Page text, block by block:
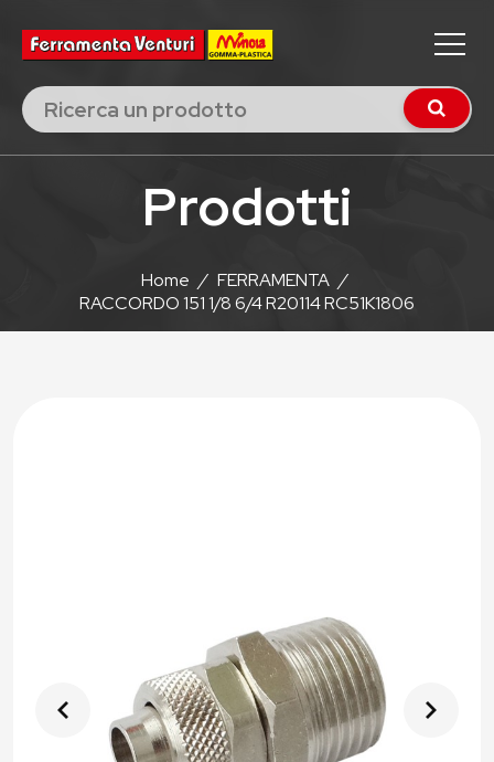
Prodotti
Home / FERRAMENTA /
RACCORDO 151 1/8 6/4 R20114 RC51K1806